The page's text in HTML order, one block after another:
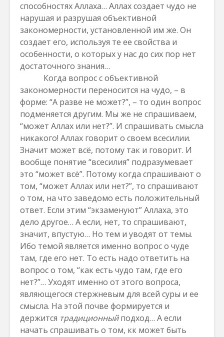
способностях Аллаха… Аллах создает чудо не
нарушая и разрушая объективной
закономерности, установленной им же. Он
создает его, используя те ее свойства и
особенности, о которых у нас до сих пор нет
достаточного знания…
Когда вопрос с объективной
закономерности переносится на чудо, – в
форме: “А разве не может?”, – то один вопрос
подменяется другим. Мы же не спрашиваем,
“может Аллах или нет?”. И спрашивать смысла
никакого! Аллах говорит о своем всесилии.
Значит может всё, потому так и говорит. И
вообще понятие “всесилия” подразумевает
это “может всё”. Потому когда спрашивают о
том, “может Аллах или нет?”, то спрашивают
о том, на что заведомо есть положительный
ответ. Если этим “экзаменуют” Аллаха, это
дело другое… А если, нет, то спрашивают,
значит, впустую… Но тем и уводят от темы.
Ибо темой является именно вопрос о чуде
там, где его нет. То есть надо ответить на
вопрос о том, “как есть чудо там, где его
нет?”… Уходят именно от этого вопроса,
являющегося стержневым для всей суры и ее
смысла. На этой почве формируется и
держится традиционныйподход… А если
начать спрашивать о том, кк может быть